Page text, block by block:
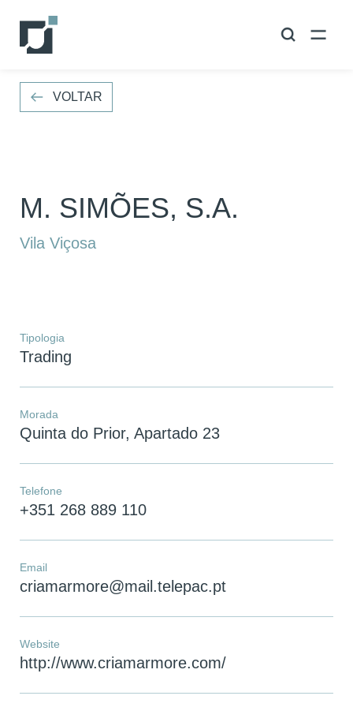
VOLTAR
M. SIMÕES, S.A.
Vila Viçosa
Tipologia
Trading
Morada
Quinta do Prior, Apartado 23
Telefone
+351 268 889 110
Email
criamarmore@mail.telepac.pt
Website
http://www.criamarmore.com/